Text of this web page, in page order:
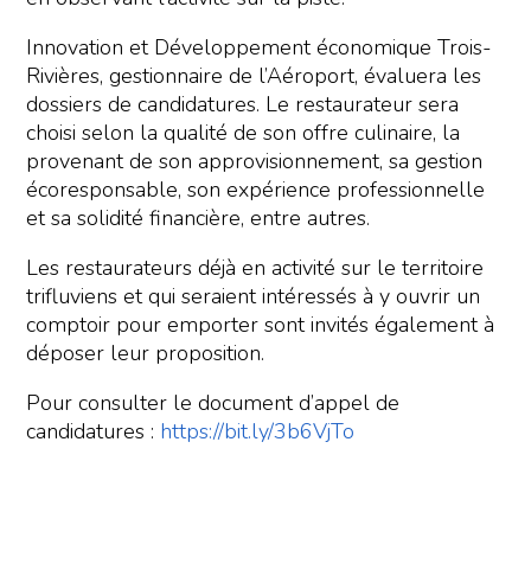
Innovation et Développement économique Trois-
Rivières, gestionnaire de l’Aéroport, évaluera les
dossiers de candidatures. Le restaurateur sera
choisi selon la qualité de son offre culinaire, la
provenant de son approvisionnement, sa gestion
écoresponsable, son expérience professionnelle
et sa solidité financière, entre autres.
Les restaurateurs déjà en activité sur le territoire
trifluviens et qui seraient intéressés à y ouvrir un
comptoir pour emporter sont invités également à
déposer leur proposition.
Pour consulter le document d’appel de
candidatures : https://bit.ly/3b6VjTo